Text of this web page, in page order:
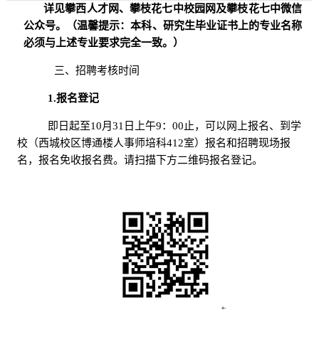
详见攀西人才网、攀枝花七中校园网及攀枝花七中微信
公众号。（温馨提示：本科、研究生毕业证书上的专业名称
必须与上述专业要求完全一致。）
三、招聘考核时间
1.报名登记
即日起至10月31 日上午9： 00止，可以网上报名、到学
校（西城校区博通楼人事师培科412室）报名和招聘现场报
名，报名免收报名费。请扫描下方二维码报名登记。